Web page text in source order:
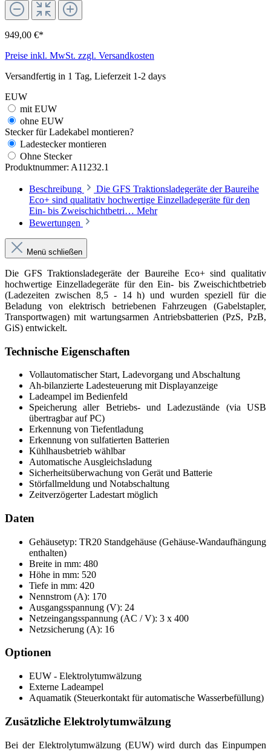
949,00 €*
Preise inkl. MwSt. zzgl. Versandkosten
Versandfertig in 1 Tag, Lieferzeit 1-2 days
EUW
mit EUW
ohne EUW
Stecker für Ladekabel montieren?
Ladestecker montieren
Ohne Stecker
Produktnummer: A11232.1
Beschreibung
Die GFS Traktionsladegeräte der Baureihe
Eco+ sind qualitativ hochwertige Einzelladegeräte für den
Ein- bis Zweischichtbetri… Mehr
Bewertungen
Menü schließen
Die GFS Traktionsladegeräte der Baureihe Eco+ sind qualitativ
hochwertige Einzelladegeräte für den Ein- bis Zweischichtbetrieb
(Ladezeiten zwischen 8,5 - 14 h) und wurden speziell für die
Beladung von elektrisch betriebenen Fahrzeugen (Gabelstapler,
Transportwagen) mit wartungsarmen Antriebsbatterien (PzS, PzB,
GiS) entwickelt.
Technische Eigenschaften
Vollautomatischer Start, Ladevorgang und Abschaltung
Ah-bilanzierte Ladesteuerung mit Displayanzeige
Ladeampel im Bedienfeld
Speicherung aller Betriebs- und Ladezustände (via USB
übertragbar auf PC)
Erkennung von Tiefentladung
Erkennung von sulfatierten Batterien
Kühlhausbetrieb wählbar
Automatische Ausgleichsladung
Sicherheitsüberwachung von Gerät und Batterie
Störfallmeldung und Notabschaltung
Zeitverzögerter Ladestart möglich
Daten
Gehäusetyp: TR20 Standgehäuse (Gehäuse-Wandaufhängung
enthalten)
Breite in mm: 480
Höhe in mm: 520
Tiefe in mm: 420
Nennstrom (A): 170
Ausgangsspannung (V): 24
Netzeingangsspannung (AC / V): 3 x 400
Netzsicherung (A): 16
Optionen
EUW - Elektrolytumwälzung
Externe Ladeampel
Aquamatik (Steuerkontakt für automatische Wasserbefüllung)
Zusätzliche Elektrolytumwälzung
Bei der Elektrolytumwälzung (EUW) wird durch das Einpumpen